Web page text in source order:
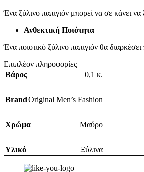
Ένα ξύλινο παπιγιόν μπορεί να σε κάνει
Ανθεκτική Ποιότητα
Ένα ποιοτικό ξύλινο παπιγιόν θα
Επιπλέον πληροφορίες
Βάρος
0,1 κ.
BrandOriginal Men’s Fashion
Χρώμα Μαύρο
Υλικό Ξύλινα